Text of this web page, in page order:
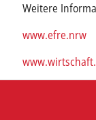
Weitere
www.efre.nrw